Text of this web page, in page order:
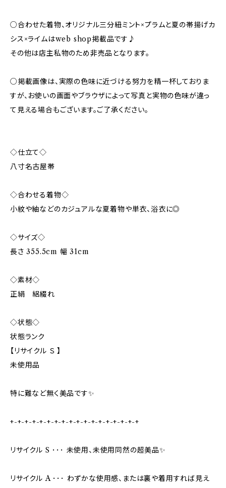
○合わせた着物、オリジナル三分紐ミント×プラムと夏の帯揚げカ
シス×ライムはweb shop掲載品です♪
その他は店主私物のため非売品となります。
○掲載画像は、実際の色味に近づける努力を精一杯しておりま
すが、お使いの画面やブラウザによって写真と実物の色味が違っ
て見える場合もございます。ご了承ください。
◇仕立て◇
八寸名古屋帯
◇合わせる着物◇
小紋や紬などのカジュアルな夏着物や単衣、浴衣に◎
◇サイズ◇
長さ 355.5cm 幅 31cm
◇素材◇
正絹 絽綴れ
◇状態◇
状態ランク
【リサイクル Ｓ 】
未使用品
特に難など無く美品です✨️
+-+-+-+-+-+-+-+-+-+-+-+-+-+-+-+-+-+
リサイクル S ･･･ 未使用、未使用同然の超美品✨
リサイクル A ･･･ わずかな使用感、または裏や着用すれば見え